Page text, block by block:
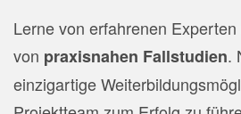
Lerne von erfahrenen
von praxisnahen Fallstudien.
einzigartige